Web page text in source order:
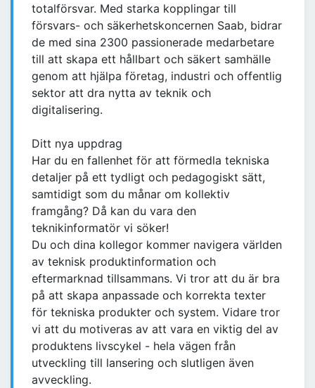
totalförsvar. Med starka kopplingar till
försvars- och säkerhetskoncernen Saab, bidrar
de med sina 2300 passionerade medarbetare
till att skapa ett hållbart och säkert samhälle
genom att hjälpa företag, industri och offentlig
sektor att dra nytta av teknik och
digitalisering.
Ditt nya uppdrag
Har du en fallenhet för att förmedla tekniska
detaljer på ett tydligt och pedagogiskt sätt,
samtidigt som du månar om kollektiv
framgång? Då kan du vara den
teknikinformatör vi söker!
Du och dina kollegor kommer navigera världen
av teknisk produktinformation och
eftermarknad tillsammans. Vi tror att du är bra
på att skapa anpassade och korrekta texter
för tekniska produkter och system. Vidare tror
vi att du motiveras av att vara en viktig del av
produktens livscykel - hela vägen från
utveckling till lansering och slutligen även
avveckling.